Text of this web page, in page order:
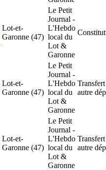
Lot-et-
Garonne (47)
Le Petit
Journal -
L'Hebdo
local du
Lot &
Garonne
Lot-et-
Garonne (47)
Le Petit
Journal -
L'Hebdo
local du
Lot &
Garonne
autre
Lot-et-
Garonne (47)
Le Petit
Journal -
L'Hebdo
local du
Lot &
Garonne
autre